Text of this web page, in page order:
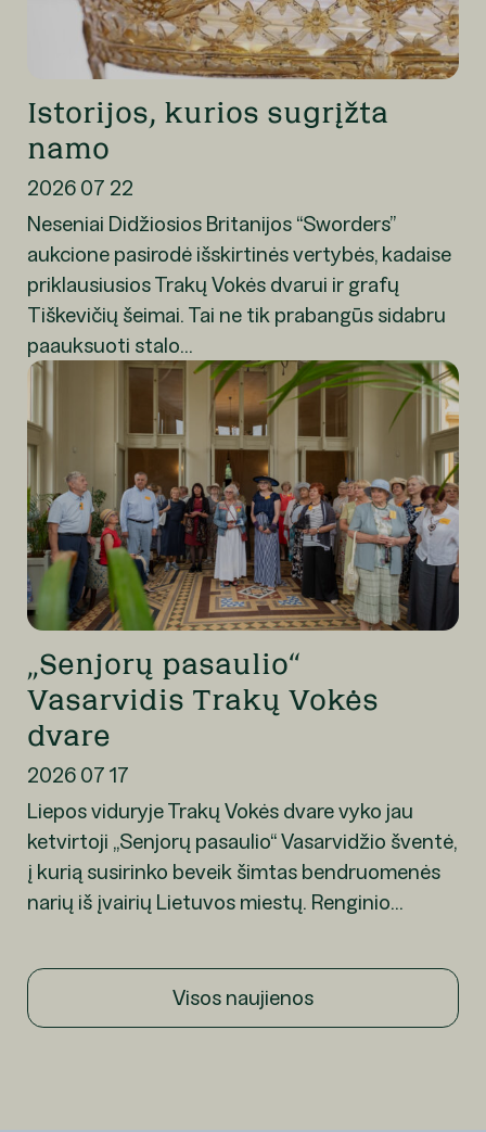
Istorijos, kurios sugrįžta
namo
2026 07 22
Neseniai Didžiosios Britanijos “Sworders”
aukcione pasirodė išskirtinės vertybės, kadaise
priklausiusios Trakų Vokės dvarui ir grafų
Tiškevičių šeimai. Tai ne tik prabangūs sidabru
paauksuoti stalo...
„Senjorų pasaulio“
Vasarvidis Trakų Vokės
dvare
2026 07 17
Liepos viduryje Trakų Vokės dvare vyko jau
ketvirtoji „Senjorų pasaulio“ Vasarvidžio šventė,
į kurią susirinko beveik šimtas bendruomenės
narių iš įvairių Lietuvos miestų. Renginio...
Visos naujienos